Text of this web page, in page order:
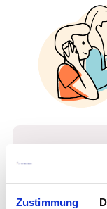
Zustimmung
du buchen?